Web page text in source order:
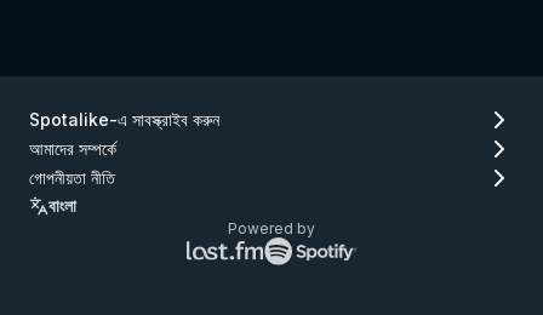
Spotalike-এ সাবস্ক্রাইব করুন
আমাদের সম্পর্কে
গোপনীয়তা নীতি
বাংলা
Powered by
Lastfm
লোগো